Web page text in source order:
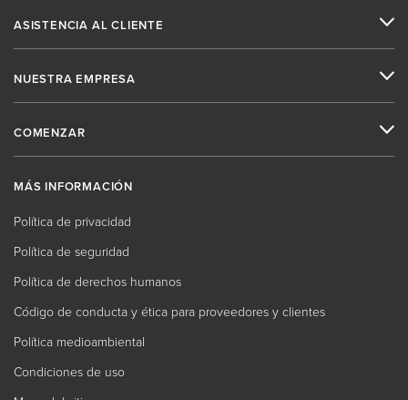
ASISTENCIA AL CLIENTE
NUESTRA EMPRESA
COMENZAR
MÁS INFORMACIÓN
Política de privacidad
Política de seguridad
Política de derechos humanos
Código de conducta y ética para proveedores y clientes
Política medioambiental
Condiciones de uso